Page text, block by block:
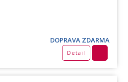
DOPRAVA ZDARMA
Detail